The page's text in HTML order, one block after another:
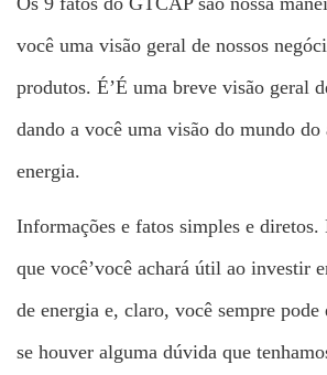
você uma visão geral de nossos
produtos. É’É uma breve visão geral
dando a você uma visão do mundo do
energia.
Informações e fatos simples e diretos.
que você’você achará útil ao investir
de energia e, claro, você sempre
se houver alguma dúvida que